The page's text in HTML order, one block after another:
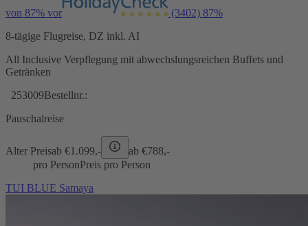
von 87% vor (3402) 87%
8-tägige Flugreise, DZ inkl. AI
All Inclusive Verpflegung mit abwechslungsreichen Buffets und
Getränken
253009Bestellnr.:
Pauschalreise
Alter Preisab €1.099,- ab €788,-
pro PersonPreis pro Person
TUI BLUE Samaya